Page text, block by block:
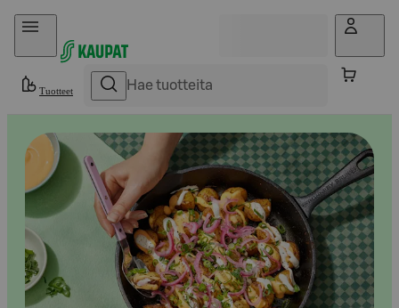
Hyppää sisältöön
Tuotteet